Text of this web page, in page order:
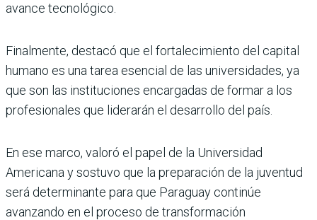
avance tecnológico.
Finalmente, destacó que el fortalecimiento del capital
humano es una tarea esencial de las universidades, ya
que son las instituciones encargadas de formar a los
profesionales que liderarán el desarrollo del país.
En ese marco, valoró el papel de la Universidad
Americana y sostuvo que la preparación de la juventud
será determinante para que Paraguay continúe
avanzando en el proceso de transformación